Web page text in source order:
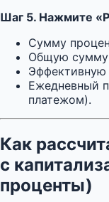
Шаг 5. Нажмите
Сумму
Общую сумму
Эффективную
Ежедневный
платежом).
Как
с
проценты)